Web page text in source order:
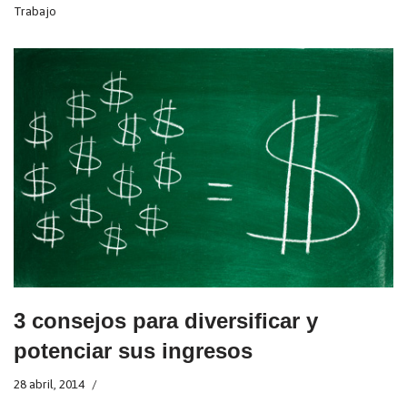
Trabajo
3 consejos para diversificar y
potenciar sus ingresos
28 abril, 2014